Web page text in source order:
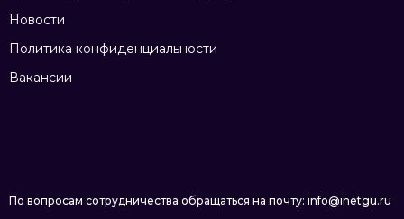
Новости
Политика конфиденциальности
Вакансии
По вопросам сотрудничества обращаться на почту: info@inetgu.ru